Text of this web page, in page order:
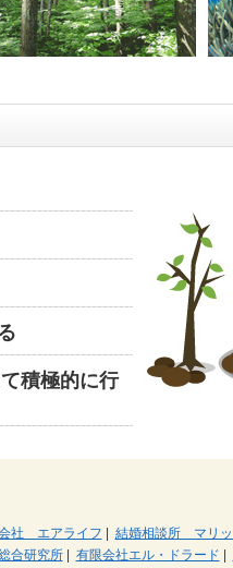
積極的に行
社 エアライフ 結婚相談所 マリッ
合研究所| 有限会社エル・ドラード